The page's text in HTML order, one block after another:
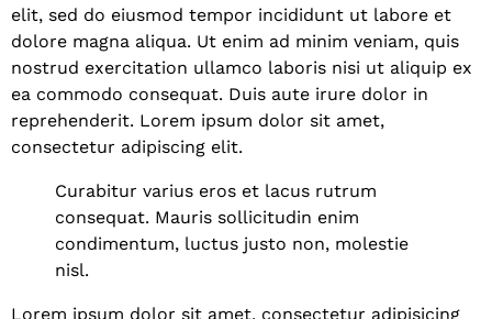
elit, sed do eiusmod tempor incididunt ut labore et
dolore magna aliqua. Ut enim ad minim veniam, quis
nostrud exercitation ullamco laboris nisi ut aliquip ex
ea commodo consequat. Duis aute irure dolor in
reprehenderit. Lorem ipsum dolor sit amet,
consectetur adipiscing elit.
Curabitur varius eros et lacus rutrum
consequat. Mauris sollicitudin enim
condimentum, luctus justo non, molestie
nisl.
Lorem ipsum dolor sit amet, consectetur adipisicing